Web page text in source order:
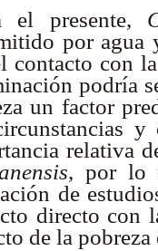
el presente,
por agua
contacto con
podría
un factor
relativa
, por lo
de
directo con
de la